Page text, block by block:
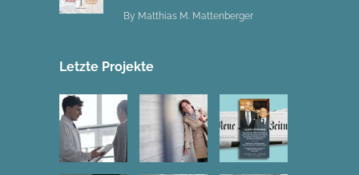
By Matthias M. Mattenberger
Letzte Projekte